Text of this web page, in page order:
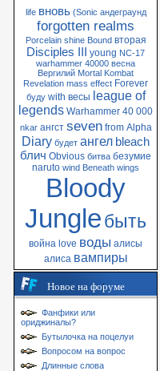
life вновь (Sonic андеграунд
forgotten realms
Porcelain shine Bound вторая
Disciples III young NC-17
warhammer 40000 весна
Вергилий Mortal Kombat
Revelation mass effect Forever
буду with весы league of
legends Warhammer 40 000
nkar ангст seven from Alpha
Diary будет ангел bleach
блич Obvious битва безумие
naruto wind Beneath wings
Bloody
Jungleбыть
война love воды алисы
алиса вампиры
Новое на форуме
Фанфики или
ориджиналы?
Бутылочка на поцелуи
Вопросом на вопрос
Длинные слова